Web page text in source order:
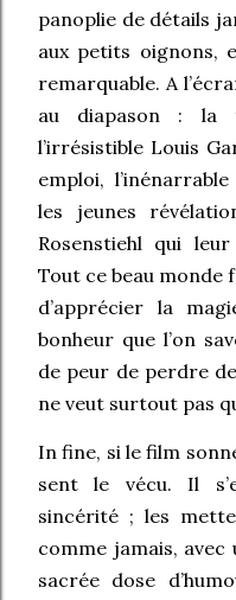
panoplie de détails
aux petits oignons,
remarquable. A
au diapason : la
l’irrésistible Louis
emploi,
les jeunes
Rosenstiehl qui
Tout ce beau monde
d’apprécier la
bonheur que l’on
de peur de perdre
ne veut surtout pas
In fine, si le film
sent le vécu. Il
sincérité ; les
comme jamais,
sacrée dose